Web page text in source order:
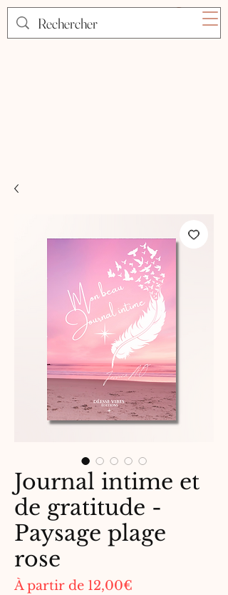
Journal intime et
de gratitude -
Paysage plage
rose
À partir de 12,00€